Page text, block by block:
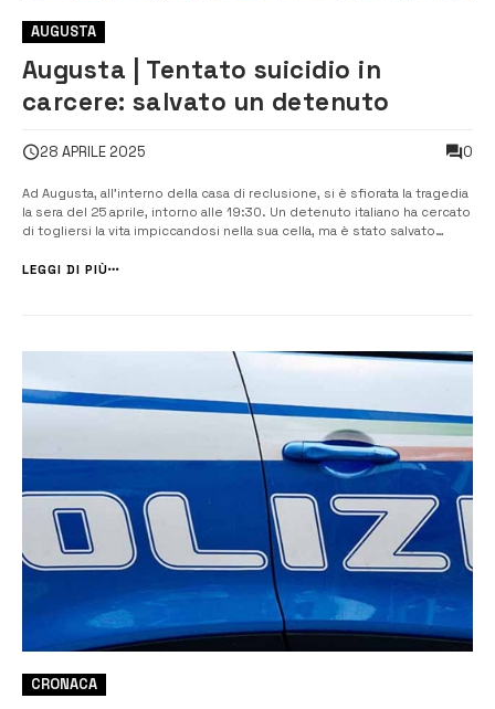
AUGUSTA
Augusta | Tentato suicidio in
carcere: salvato un detenuto
28 APRILE 2025 0
Ad Augusta, all’interno della casa di reclusione, si è sfiorata la tragedia
la sera del 25 aprile, intorno alle 19:30. Un detenuto italiano ha cercato
di togliersi la vita impiccandosi nella sua cella, ma è stato salvato
A rendere nota la vicenda è stato il Sappe (S...
LEGGI DI PIÙ
CRONACA